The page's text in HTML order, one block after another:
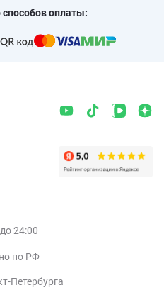
оплаты:
24:00
по РФ
Петербурга